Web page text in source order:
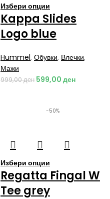
Избери опции
Kappa Slides
Logo blue
Hummel, Обувки, Влечки,
Мажи
999,00ден 599,00 ден
-50%
Избери опции
Regatta Fingal W
Tee grey